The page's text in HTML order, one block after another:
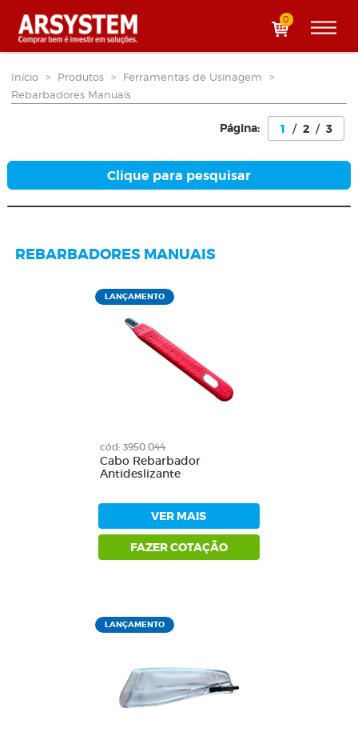
0
Início > Produtos > Ferramentas de Usinagem
>
Rebarbadores Manuais
Página: 1 / 2 / 3
Clique para pesquisar
REBARBADORES MANUAIS
LANÇAMENTO
cód: 3950.044
Cabo Rebarbador
Antideslizante
VER MAIS
FAZER COTAÇÃO
LANÇAMENTO